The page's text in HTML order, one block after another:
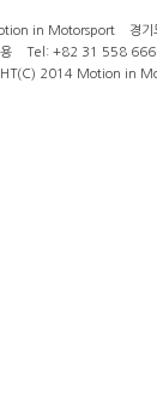
in Motorsport 경기
용 Tel: +82 31 558
2014 Motion in